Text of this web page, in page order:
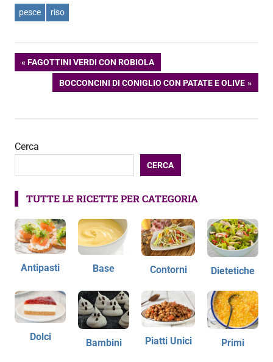
pesce riso
Navigazione
articoli
ARTICOLO
PRECEDENTE:
FAGOTTINI VERDI CON ROBIOLA
ARTICOLO
SUCCESSIVO:
BOCCONCINI DI CONIGLIO CON PATATE E OLIVE
Cerca
CERCA
TUTTE LE RICETTE PER CATEGORIA
Antipasti Base Contorni Dietetiche
Dolci
Bambini Piatti Unici Primi